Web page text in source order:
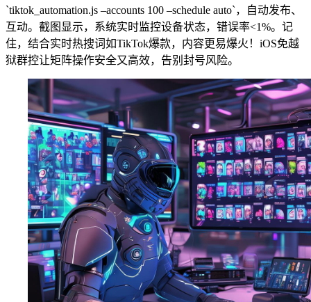
`tiktok_automation.js –accounts 100 –schedule auto`，自动发布、
互动。截图显示，系统实时监控设备状态，错误率<1%。记
住，结合实时热搜词如TikTok爆款，内容更易爆火！iOS免越
狱群控让矩阵操作安全又高效，告别封号风险。